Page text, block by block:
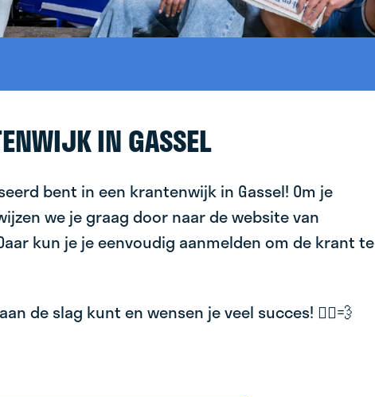
IN GASSEL
bent in een krantenwijk in Gassel! Om je
we je graag door naar de website van
kun je je eenvoudig aanmelden om de krant te
de slag kunt en wensen je veel succes! 🚴‍♂️💨